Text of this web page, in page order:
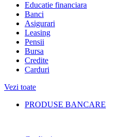
Educatie financiara
Banci
Asigurari
Leasing
Pensii
Bursa
Credite
Carduri
Vezi toate
PRODUSE BANCARE